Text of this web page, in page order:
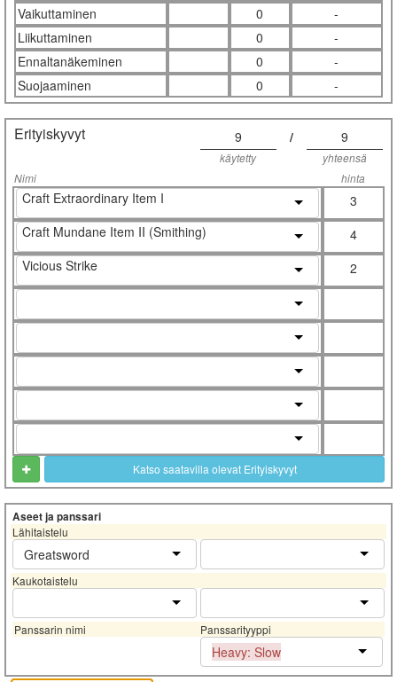
Vaikuttaminen
0
-
Liikuttaminen
0
-
Ennaltanäkeminen
0
-
Suojaaminen
0 -
Erityiskyvyt 9 / 9
käytetty
yhteensä
Nimi
hinta
Craft Extraordinary Item I
3
Craft Mundane Item II (Smithing)
4
Vicious Strike
2
Katso saatavilla olevat Erityiskyvyt
Aseet ja panssari
Lähitaistelu
Greatsword
Kaukotaistelu
Panssarin nimi Panssarityyppi
Heavy: Slow